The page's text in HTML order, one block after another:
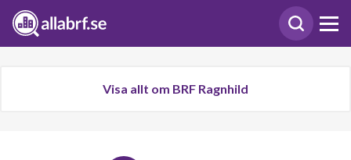
Visa allt om BRF Ragnhild